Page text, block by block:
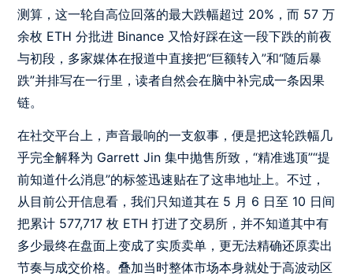
测算，这一轮自高位回落的最大跌幅超过 20%，而 57 万
余枚 ETH 分批进 Binance 又恰好踩在这一段下跌的前夜
与初段，多家媒体在报道中直接把“巨额转入”和“随后暴
跌”并排写在一行里，读者自然会在脑中补完成一条因果
链。
在社交平台上，声音最响的一支叙事，便是把这轮跌幅几
乎完全解释为 Garrett Jin 集中抛售所致，“精准逃顶”“提
前知道什么消息”的标签迅速贴在了这串地址上。不过，
从目前公开信息看，我们只知道其在 5 月 6 日至 10 日间
把累计 577,717 枚 ETH 打进了交易所，并不知道其中有
多少最终在盘面上变成了实质卖单，更无法精确还原卖出
节奏与成交价格。叠加当时整体市场本身就处于高波动区